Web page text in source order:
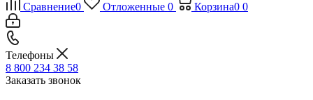
Сравнение0 Отложенные 0 Корзина0 0
Телефоны
8 800 234 38 58
Заказать звонок